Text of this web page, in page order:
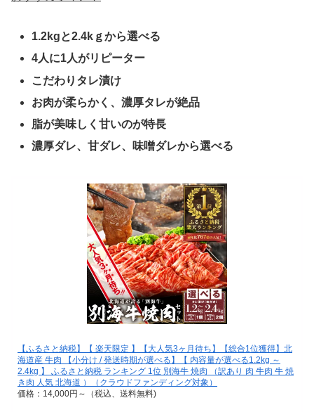
1.2kgと2.4kｇから選べる
4人に1人がリピーター
こだわりタレ漬け
お肉が柔らかく、濃厚タレが絶品
脂が美味しく甘いのが特長
濃厚ダレ、甘ダレ、味噌ダレから選べる
【ふるさと納税】【 楽天限定 】【大人気3ヶ月待ち】【総合1位獲得】北
海道産 牛肉 【小分け / 発送時期が選べる】【 内容量が選べる1.2kg ～
2.4kg 】 ふるさと納税 ランキング 1位 別海牛 焼肉 （訳あり 肉 牛肉 牛 焼
き肉 人気 北海道 ）（クラウドファンディング対象）
価格：14,000円～（税込、送料無料)